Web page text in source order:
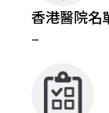
香港醫院名
–